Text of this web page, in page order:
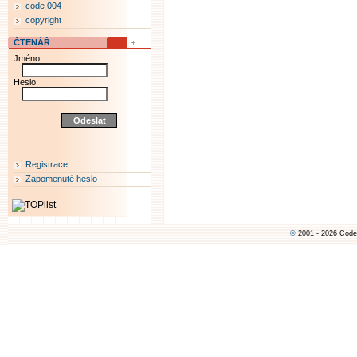
code 004
copyright
ČTENÁŘ
Jméno:
Heslo:
Registrace
Zapomenuté heslo
© 2001 - 2026